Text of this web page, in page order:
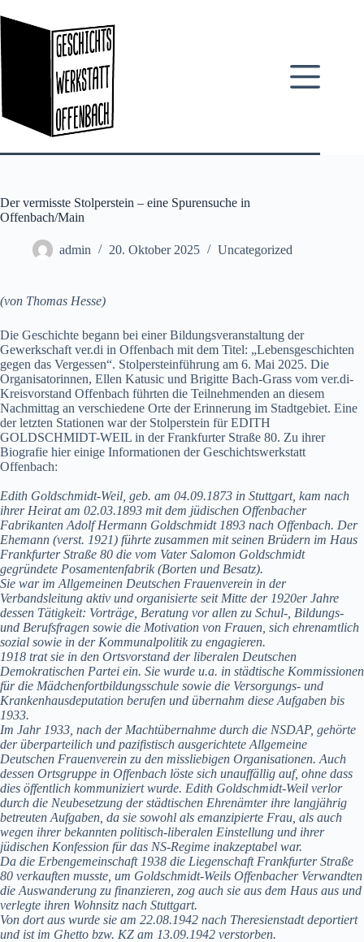
Inhalt
springen
Der vermisste Stolperstein – eine Spurensuche in
Offenbach/Main
admin 20. Oktober 2025 Uncategorized
(von Thomas Hesse)
Die Geschichte begann bei einer Bildungsveranstaltung der
Gewerkschaft ver.di in Offenbach mit dem Titel: „Lebensgeschichten
gegen das Vergessen“. Stolpersteinführung am 6. Mai 2025. Die
Organisatorinnen, Ellen Katusic und Brigitte Bach-Grass vom ver.di-
Kreisvorstand Offenbach führten die Teilnehmenden an diesem
Nachmittag an verschiedene Orte der Erinnerung im Stadtgebiet. Eine
der letzten Stationen war der Stolperstein für EDITH
GOLDSCHMIDT-WEIL in der Frankfurter Straße 80. Zu ihrer
Biografie hier einige Informationen der Geschichtswerkstatt
Offenbach:
Edith Goldschmidt-Weil, geb. am 04.09.1873 in Stuttgart, kam nach
ihrer Heirat am 02.03.1893 mit dem jüdischen Offenbacher
Fabrikanten Adolf Hermann Goldschmidt 1893 nach Offenbach. Der
Ehemann (verst. 1921) führte zusammen mit seinen Brüdern im Haus
Frankfurter Straße 80 die vom Vater Salomon Goldschmidt
gegründete Posamentenfabrik (Borten und Besatz).
Sie war im Allgemeinen Deutschen Frauenverein in der
Verbandsleitung aktiv und organisierte seit Mitte der 1920er Jahre
dessen Tätigkeit: Vorträge, Beratung vor allen zu Schul-, Bildungs-
und Berufsfragen sowie die Motivation von Frauen, sich ehrenamtlich
sozial sowie in der Kommunalpolitik zu engagieren.
1918 trat sie in den Ortsvorstand der liberalen Deutschen
Demokratischen Partei ein. Sie wurde u.a. in städtische Kommissionen
für die Mädchenfortbildungsschule sowie die Versorgungs- und
Krankenhausdeputation berufen und übernahm diese Aufgaben bis
1933.
Im Jahr 1933, nach der Machtübernahme durch die NSDAP, gehörte
der überparteilich und pazifistisch ausgerichtete Allgemeine
Deutschen Frauenverein zu den missliebigen Organisationen. Auch
dessen Ortsgruppe in Offenbach löste sich unauffällig auf, ohne dass
dies öffentlich kommuniziert wurde. Edith Goldschmidt-Weil verlor
durch die Neubesetzung der städtischen Ehrenämter ihre langjährig
betreuten Aufgaben, da sie sowohl als emanzipierte Frau, als auch
wegen ihrer bekannten politisch-liberalen Einstellung und ihrer
jüdischen Konfession für das NS-Regime inakzeptabel war.
Da die Erbengemeinschaft 1938 die Liegenschaft Frankfurter Straße
80 verkauften musste, um Goldschmidt-Weils Offenbacher Verwandten
die Auswanderung zu finanzieren, zog auch sie aus dem Haus aus und
verlegte ihren Wohnsitz nach Stuttgart.
Von dort aus wurde sie am 22.08.1942 nach Theresienstadt deportiert
und ist im Ghetto bzw. KZ am 13.09.1942 verstorben.